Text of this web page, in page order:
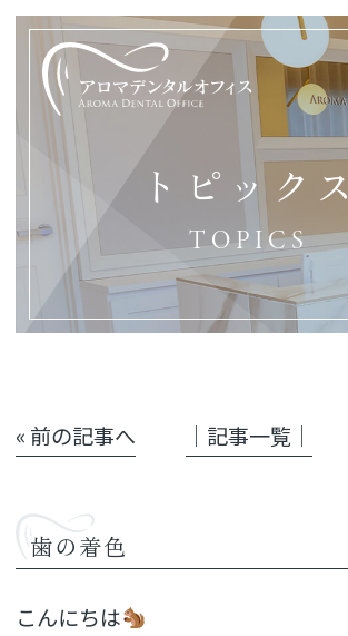
トピックス
TOPICS
« 前の記事へ │記事一覧│
歯の着色
こんにちは